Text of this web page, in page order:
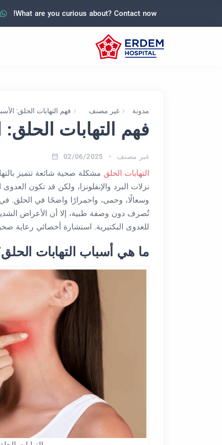
What are you curious about? Contact now!
مدونة غير مصنف فهم التهابات الحلق:
فهم التهابات
غير مصنف 02/06/2025
التهابات الحلق مشكلة صحية شائعة تتميز
نزلات البرد والإنفلونزا، ولكن قد تكون
وسعالًا، وحمى، واحمرارًا واضحًا في الحلق.
تُصرف دون وصفة طبية، إلا أن الأعراض
للعدوى البكتيرية. استشارة أخصائي رعاية
ما هي أسباب التهابات